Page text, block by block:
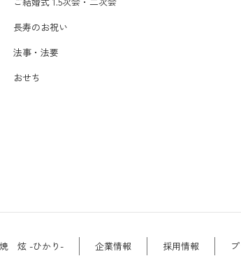
長寿のお祝い
法事・法要
おせち
炫 -ひかり- 企業情報 採用情報